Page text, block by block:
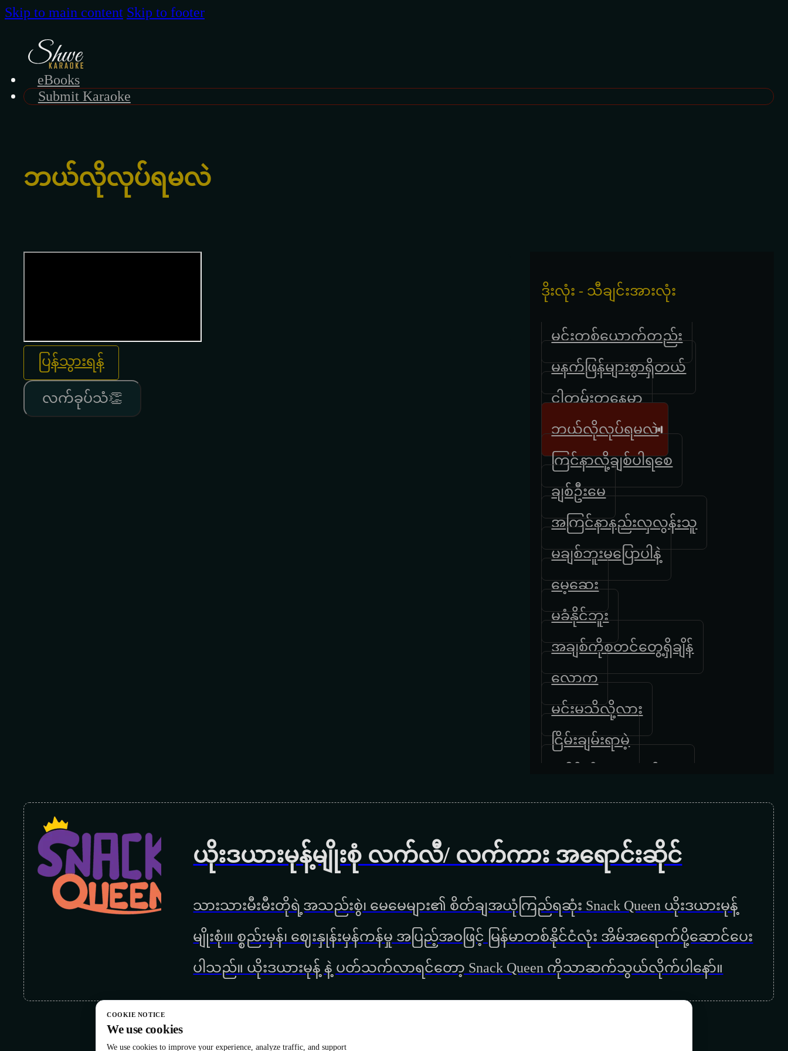
Skip to main content Skip to footer
eBooks
Submit Karaoke
ဘယ်လိုလုပ်ရမလဲ
ပြန်သွားရန်
လက်ခုပ်သံ👏
ဒိုးလုံး - သီချင်းအားလုံး
မင်းတစ်ယောက်တည်း
မနက်ဖြန်များစွာရှိတယ်
ငါတမ်းတနေမှာ
ဘယ်လိုလုပ်ရမလဲ
ကြင်နာလို့ချစ်ပါရစေ
ချစ်ဦးမေ
အကြင်နာနည်းလှလွန်းသူ
မချစ်ဘူးမပြောပါနဲ့
မေ့ဆေး
မခံနိုင်ဘူး
အချစ်ကိုစတင်တွေ့ရှိချိန်
လောက
မင်းမသိလို့လား
ငြိမ်းချမ်းရာမဲ့
ဆုတောင်း
သောက
ယိုးဒယားမုန့်မျိုးစုံ လက်လီ/ လက်ကား အရောင်းဆိုင်
သားသားမီးမီးတိုရဲ့အသည်းစွဲ၊ မေမေများ၏ စိတ်ချအယုံကြည်ရဆုံး Snack Queen ယိုးဒယားမုန့်
မျိုးစုံ၊။ စ္စည်းမှန်၊ ‌ဈေးနှုန်းမှန်ကန်မှု အပြည့်အဝဖြင့် မြန်မာတစ်နိုင်ငံလုံး အိမ်အရောက်ပို့ဆောင်ပေး
ပါသည်။ ယိုးဒယားမုန့် နဲ့ ပတ်သက်လာရင်တော့ Snack Queen ကိုသာဆက်သွယ်လိုက်ပါနော်။
COOKIE NOTICE
We use cookies
We use cookies to improve your experience, analyze traffic, and support